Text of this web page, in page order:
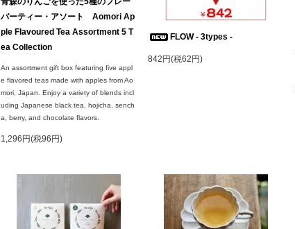
バーティー・アソート Aomori Ap
ple Flavoured Tea Assortment 5 T
ea Collection
An assortment gift box featuring five appl
e flavored teas made with apples from Ao
mori, Japan. Enjoy a variety of blends incl
uding Japanese black tea, hojicha, sench
a, berry, and chocolate flavors.
1,296円(税96円)
FLOW - 3types -
842円(税62円)